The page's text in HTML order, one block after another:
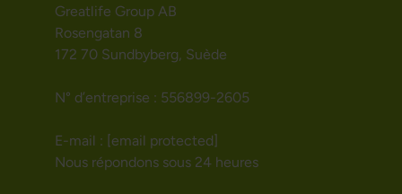
Greatlife Group AB
Rosengatan 8
172 70 Sundbyberg, Suède
N° d’entreprise : 556899-2605
E-mail : [email protected]
Nous répondons sous 24 heures